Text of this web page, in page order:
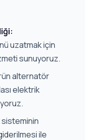
uzatmak için
sunuyoruz.
alternatör
elektrik
sisteminin
ile